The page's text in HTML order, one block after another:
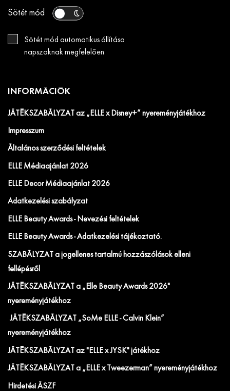
Sötét mód
Sötét mód automatikus állítása
napszaknak megfelelően
INFORMÁCIÓK
JÁTÉKSZABÁLYZAT az „ELLE x Disney+” nyereményjátékhoz
Impresszum
Általános szerződési feltételek
ELLE Médiaajánlat 2026
ELLE Decor Médiaajánlat 2026
Adatkezelési szabályzat
ELLE Beauty Awards - Nevezési feltételek
ELLE Beauty Awards - Adatkezelési tájékoztató.
SZABÁLYZAT a jogellenes tartalmú hozzászólások elleni
fellépésről
JÁTÉKSZABÁLYZAT a „Elle Beauty Awards 2026"
nyereményjátékhoz
JÁTÉKSZABÁLYZAT „SoMe ELLE - Calvin Klein”
nyereményjátékhoz
JÁTÉKSZABÁLYZAT az "ELLE x JYSK" játékhoz
JÁTÉKSZABÁLYZAT a „ELLE x Tweezerman” nyereményjátékhoz
Hirdetési ÁSZF